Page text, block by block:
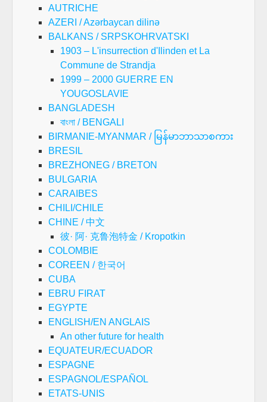
AUTRICHE
AZERI / Azərbaycan dilinə
BALKANS / SRPSKOHRVATSKI
1903 – L'insurrection d'Ilinden et La
Commune de Strandja
1999 – 2000 GUERRE EN
YOUGOSLAVIE
BANGLADESH
বাংলা / BENGALI
BIRMANIE-MYANMAR / မြန်မာဘာသာစကား
BRESIL
BREZHONEG / BRETON
BULGARIA
CARAIBES
CHILI/CHILE
CHINE / 中文
彼· 阿· 克鲁泡特金 / Kropotkin
COLOMBIE
COREEN / 한국어
CUBA
EBRU FIRAT
EGYPTE
ENGLISH/EN ANGLAIS
An other future for health
EQUATEUR/ECUADOR
ESPAGNE
ESPAGNOL/ESPAÑOL
ETATS-UNIS